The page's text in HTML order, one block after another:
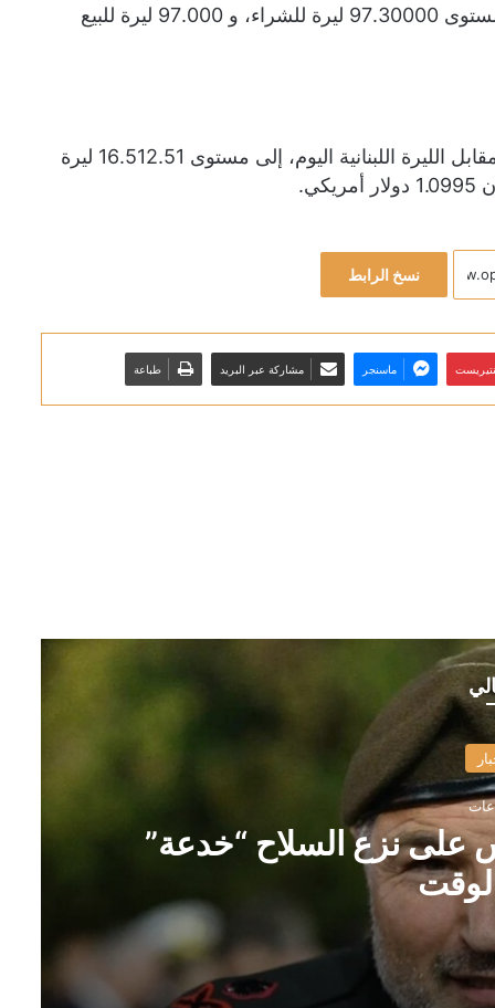
وصلت الليرة اللبنانية في السوق السوداء غير الرسمية، إلى مستوى 97.30000 ليرة للشراء، و 97.000 ليرة للبيع
وصل سعر صرف اليورو في لبنان بتعاملات السوق السوداء، مقابل الليرة اللبنانية اليوم، إلى مستوى 16.512.51 ليرة
نسخ الرابط
ماسنجر مشاركة عبر البريد طباعة
على نزع السلاح “خدعة”